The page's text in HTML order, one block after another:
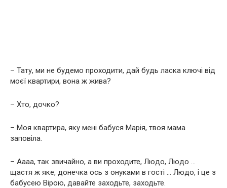
– Тату, ми не будемо проходити, дай будь ласка ключі від
моєї квартири, вона ж жива?
– Хто, дочко?
– Моя квартира, яку мені бабуся Марія, твоя мама
заповіла.
– Аааа, так звичайно, а ви проходите, Людо, Людо …
щастя ж яке, донечка ось з онуками в гості … Людо, і це з
бабусею Вірою, давайте заходьте, заходьте.